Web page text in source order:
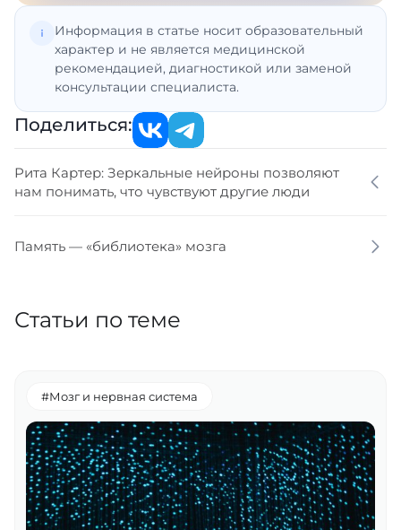
Информация в статье носит образовательный
характер и не является медицинской
рекомендацией, диагностикой или заменой
консультации специалиста.
Поделиться:
Рита Картер: Зеркальные нейроны позволяют
нам понимать, что чувствуют другие люди
Память — «библиотека» мозга
Статьи по теме
#Мозг и нервная система